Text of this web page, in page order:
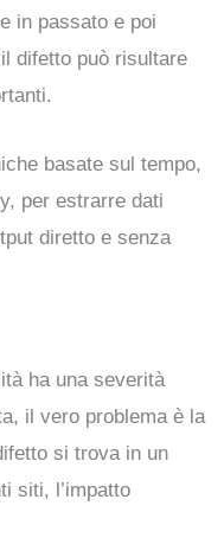
in passato e poi
difetto può risultare
basate sul tempo,
per estrarre dati
diretto e senza
ha una severità
il vero problema è la
si trova in un
siti, l’impatto